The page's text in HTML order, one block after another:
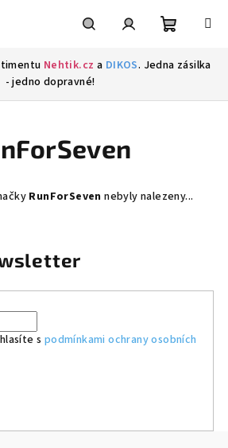
Nehtik.cz a DIKOS. Jedna zásilka
- jedno dopravné!
RunForSeven nebyly nalezeny...
s podmínkami ochrany osobních